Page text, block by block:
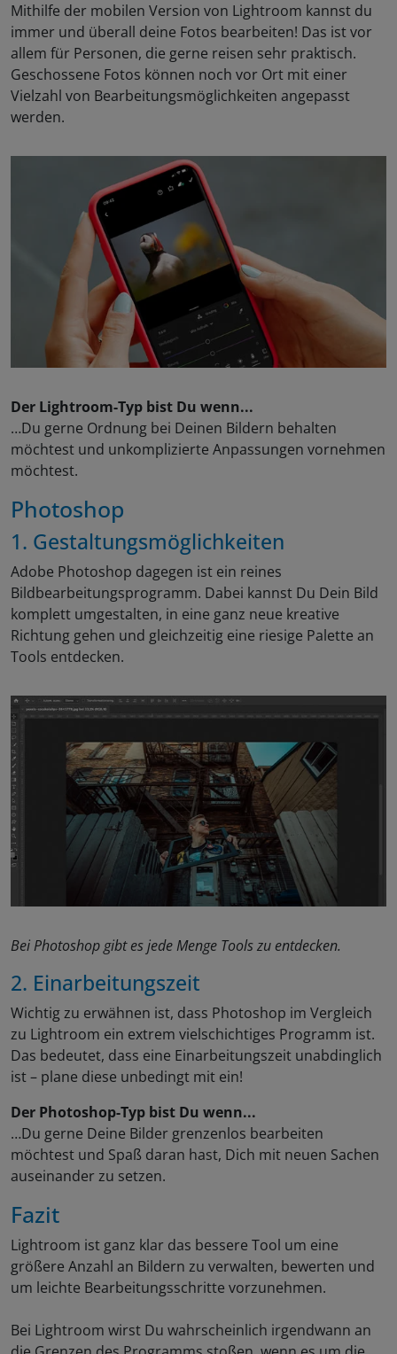
Mithilfe der mobilen Version von Lightroom kannst du
immer und überall deine Fotos bearbeiten! Das ist vor
allem für Personen, die gerne reisen sehr praktisch.
Geschossene Fotos können noch vor Ort mit einer
Vielzahl von Bearbeitungsmöglichkeiten angepasst
werden.
Der Lightroom-Typ bist Du wenn...
…Du gerne Ordnung bei Deinen Bildern behalten
möchtest und unkomplizierte Anpassungen vornehmen
möchtest.
Photoshop
1. Gestaltungsmöglichkeiten
Adobe Photoshop dagegen ist ein reines
Bildbearbeitungsprogramm. Dabei kannst Du Dein Bild
komplett umgestalten, in eine ganz neue kreative
Richtung gehen und gleichzeitig eine riesige Palette an
Tools entdecken.
Bei Photoshop gibt es jede Menge Tools zu entdecken.
2. Einarbeitungszeit
Wichtig zu erwähnen ist, dass Photoshop im Vergleich
zu Lightroom ein extrem vielschichtiges Programm ist.
Das bedeutet, dass eine Einarbeitungszeit unabdinglich
ist – plane diese unbedingt mit ein!
Der Photoshop-Typ bist Du wenn...
…Du gerne Deine Bilder grenzenlos bearbeiten
möchtest und Spaß daran hast, Dich mit neuen Sachen
auseinander zu setzen.
Fazit
Lightroom ist ganz klar das bessere Tool um eine
größere Anzahl an Bildern zu verwalten, bewerten und
um leichte Bearbeitungsschritte vorzunehmen.
Bei Lightroom wirst Du wahrscheinlich irgendwann an